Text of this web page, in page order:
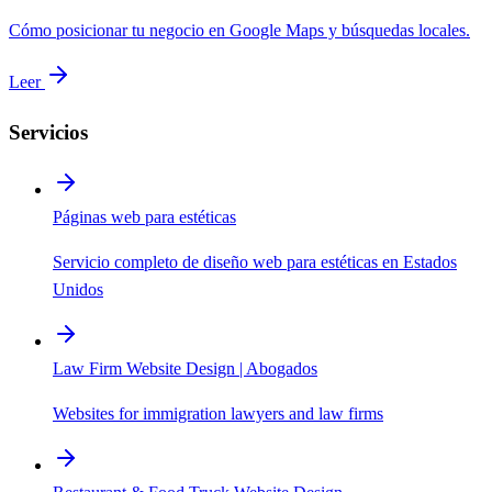
Cómo posicionar tu negocio en Google Maps y búsquedas locales.
Leer
Servicios
Páginas web para estéticas
Servicio completo de diseño web para estéticas en Estados
Unidos
Law Firm Website Design | Abogados
Websites for immigration lawyers and law firms